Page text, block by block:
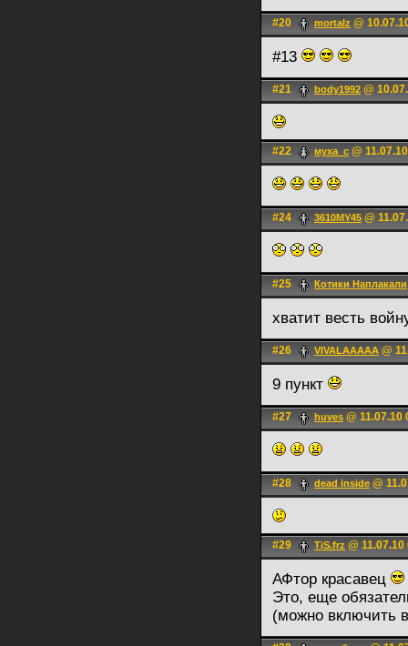
#20 mortalz @
#13
#21 body1992 @
#22 муха_с @
#24 3610MY45 @
#25 Котики Наплакали
хватит весть
#26 VIVALAAAAA @
9 пункт
#27 huves @ 11.07.10
#28 dead inside @
#29 TiS.frz @ 11.07.10
АФтор красавец
Это, еще
(можно включить